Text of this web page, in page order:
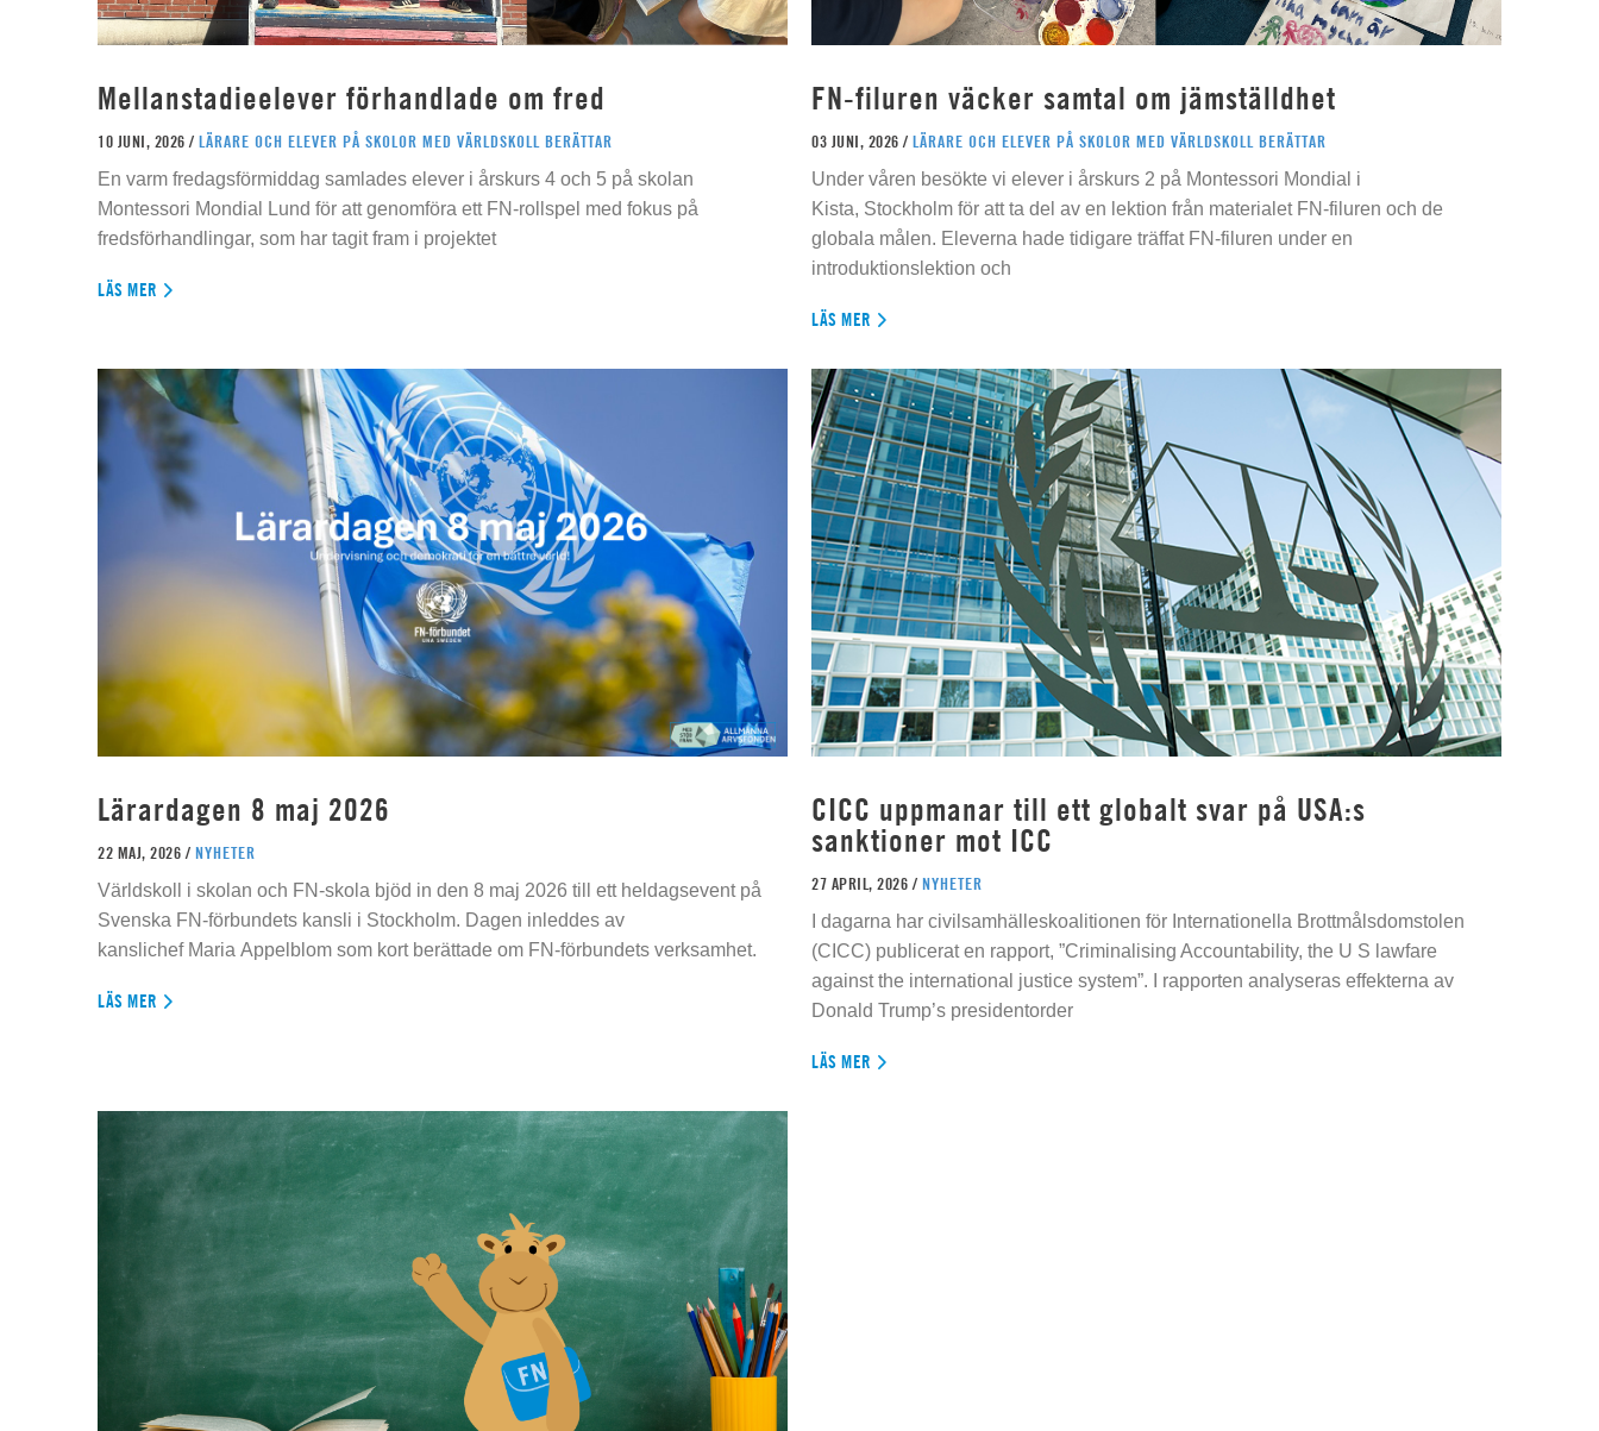
Mellanstadieelever förhandlade om fred
10 JUNI, 2026 / LÄRARE OCH ELEVER PÅ SKOLOR MED VÄRLDSKOLL BERÄTTAR
En varm fredagsförmiddag samlades elever i årskurs 4 och 5 på skolan
Montessori Mondial Lund för att genomföra ett FN-rollspel med fokus på
fredsförhandlingar, som har tagit fram i projektet
LÄS MER
FN-filuren väcker samtal om jämställdhet
03 JUNI, 2026 / LÄRARE OCH ELEVER PÅ SKOLOR MED VÄRLDSKOLL BERÄTTAR
Under våren besökte vi elever i årskurs 2 på Montessori Mondial i
Kista, Stockholm för att ta del av en lektion från materialet FN-filuren och de
globala målen. Eleverna hade tidigare träffat FN-filuren under en
introduktionslektion och
LÄS MER
Lärardagen 8 maj 2026
22 MAJ, 2026 / NYHETER
Världskoll i skolan och FN-skola bjöd in den 8 maj 2026 till ett heldagsevent på
Svenska FN-förbundets kansli i Stockholm. Dagen inleddes av
kanslichef Maria Appelblom som kort berättade om FN-förbundets verksamhet.
LÄS MER
CICC uppmanar till ett globalt svar på USA:s
sanktioner mot ICC
27 APRIL, 2026 / NYHETER
I dagarna har civilsamhälleskoalitionen för Internationella Brottmålsdomstolen
(CICC) publicerat en rapport, ”Criminalising Accountability, the U S lawfare
against the international justice system”. I rapporten analyseras effekterna av
Donald Trump’s presidentorder
LÄS MER